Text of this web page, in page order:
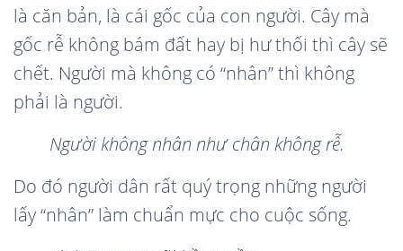
là căn bản, là cái gốc của con người. Cây mà
gốc rễ không bám đất hay bị hư thối thì cây sẽ
chết. Người mà không có “nhân” thì không
phải là người.
Người không nhân như chân không rễ.
Do đó người dân rất quý trọng những người
lấy “nhân” làm chuẩn mực cho cuộc sống.